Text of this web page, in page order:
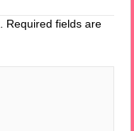
Required fields are